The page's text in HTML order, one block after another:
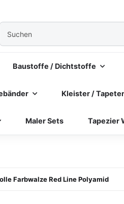
Baustoffe / Dichtstoffe
Kleister /
Maler Sets Tapezier
Farbwalze Red Line Polyamid